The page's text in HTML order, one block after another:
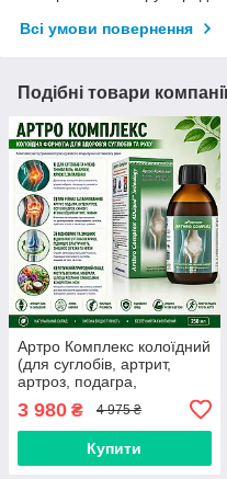
Всі умови повернення
Подібні товари
Артро Комплекс колоїдний
(для суглобів, артрит,
артроз, подагра,
остеоартроз, міжхребцеві
грижі)
3 980 ₴ 4 975 ₴
Купити